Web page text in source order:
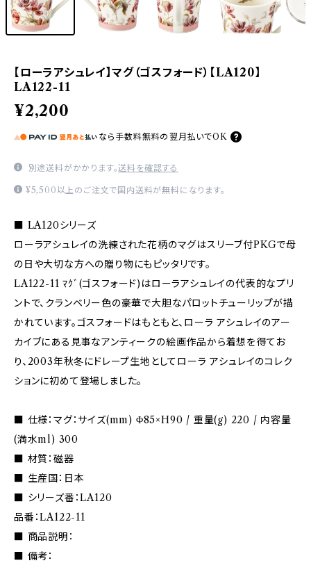
【ローラアシュレイ】マグ（ゴスフォード）【LA120】
LA122-11
¥2,200
なら 手数料無料の 翌月払いでOK
別途送料がかかります。送料を確認する
¥5,500以上のご注文で国内送料が無料になります。
■ LA120シリーズ
ローラアシュレイの洗練された花柄のマグはスリーブ付PKGで母
の日や大切な方への贈り物にもピッタリです。
LA122-11 ﾏｸﾞ(ゴスフォード)はローラアシュレイの代表的なプリ
ントで、クランベリー色の豪華で大胆なパロットチューリップが描
かれています。ゴスフォードはもともと、ローラ アシュレイのアー
カイブにある見事なアンティークの絵画作品から着想を得てお
り、2003年秋冬にドレープ生地としてローラ アシュレイのコレク
ションに初めて登場しました。
■ 仕様：マグ：サイズ(mm) Φ85×H90 / 重量(g) 220 / 内容量
(満水ml) 300
■ 材質：磁器
■ 生産国：日本
■ シリーズ番：LA120
品番：LA122-11
■ 商品説明：
■ 備考：